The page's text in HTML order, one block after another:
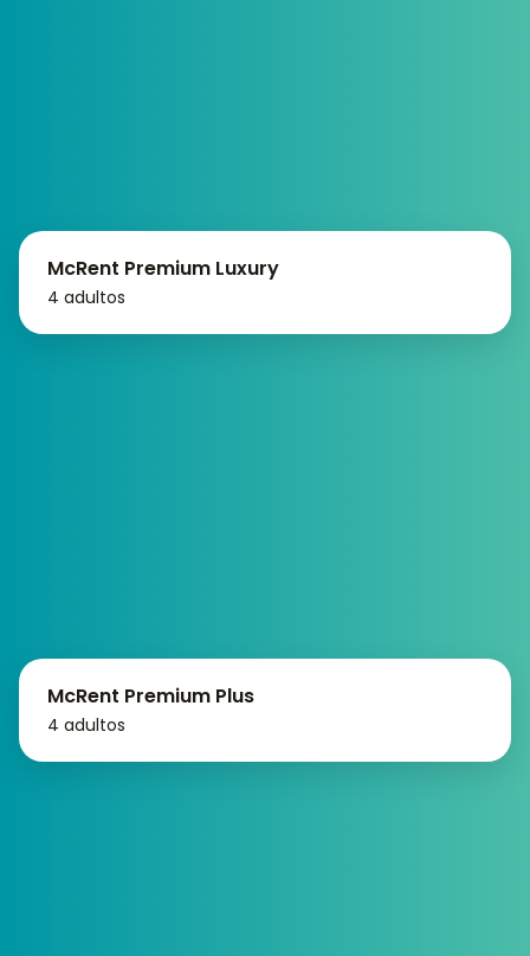
McRent Premium Luxury
4 adultos
McRent Premium Plus
4 adultos